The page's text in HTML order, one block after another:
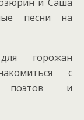
песни на
горожан
с
поэтов и